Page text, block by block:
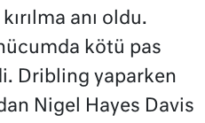
anı oldu.
kötü pas
Dribling yaparken
Nigel Hayes Davis